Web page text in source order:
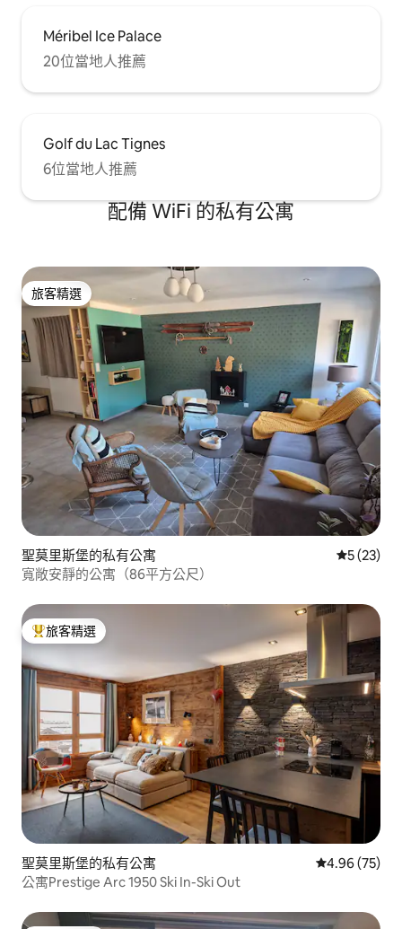
Méribel Ice Palace
20位當地人推薦
Golf du Lac Tignes
6位當地人推薦
配備 WiFi 的私有公寓
旅客精選
旅客精選
聖莫里斯堡的私有公寓 從 23 則評
5 (23)
寬敞安靜的公寓（86平方公尺）
旅客精選榜首
旅客精選
聖莫里斯堡的私有公寓 從 75 則評價
4.96 (75)
公寓Prestige Arc 1950 Ski In-Ski Out